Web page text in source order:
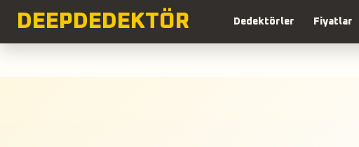
DEEP DEDEKTÖR Dedektörler Fiyatlar